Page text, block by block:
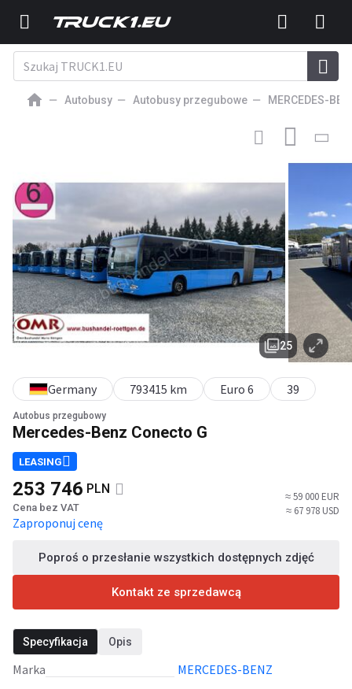
Autobusy Autobusy przegubowe MERCEDES-
Mercedes-Benz Conecto G
Autobus przegubowy
Mercedes-Benz Conecto G
25
Germany 793415 km Euro 6 39
LEASING
253 746 PLN
Cena bez VAT
Zaproponuj cenę
≈ 59 000 EUR
≈ 67 978 USD
Poproś o przesłanie wszystkich dostępnych zdjęć
Kontakt ze sprzedawcą
Specyfikacja Opis
Marka
MERCEDES-BENZ